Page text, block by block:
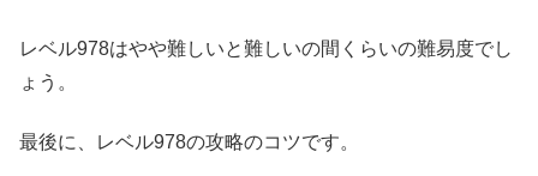
レベル978はやや難しいと難しいの間くらいの難易度でし
ょう。
最後に、レベル978の攻略のコツです。